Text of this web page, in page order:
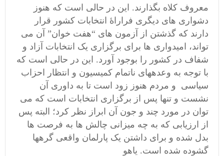
معروف کلاه بگذارند. این در حالی است که هنوز
دشواری های دیگری فراراۀ انتخابات کشور قرار
دارند که گذشتن از آزمون های “هفت خوان” آن می
تواند، امیدواری ها برای برگزاری یک انتخابات آزاد و
شفاف در کشور را بوجود آورد. این در حالی است که
با توجه به وعدههای ناتمام کمیسیون و انتظار احزاب
سیاسی و مردم هنوز زود است تا به داوری آن
نشست و تنها پس از برگزاری انتخابات است که می
توان در مورد چند و جون آن ابراز نظر کرد؛ البته پس
از ارزیابی که به چه میزانی چالش ها به فرصت ها
بدل شده و برای داشتن یک پارلمان واقعی گرهها
گشوده شده است. یاهو